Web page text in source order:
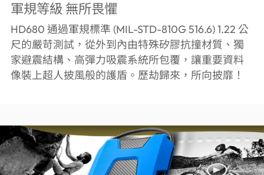
軍規等級 無所畏懼
HD680 通過軍規標準 (MIL-STD-810G 516.6) 1.22 公
尺的嚴苛測試，從外到內由特殊矽膠抗撞材質、獨
家避震結構、高彈力吸震系統所包覆，讓重要資料
像裝上超人披風般的護盾。歷劫歸來，所向披靡！